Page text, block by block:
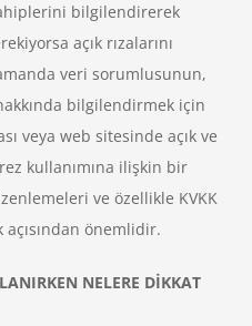
bilgilendirerek
açık rızalarını
veri sorumlusunun,
bilgilendirmek için
veya web sitesinde açık ve
kullanımına ilişkin bir
ve özellikle KVKK
önemlidir.
NELERE DİKKAT